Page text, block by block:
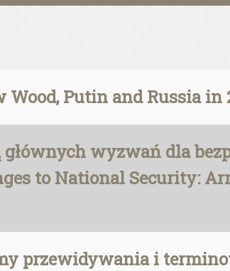
Wood, Putin and Russia in
głównych wyzwań dla
to National Security:
przewidywania i